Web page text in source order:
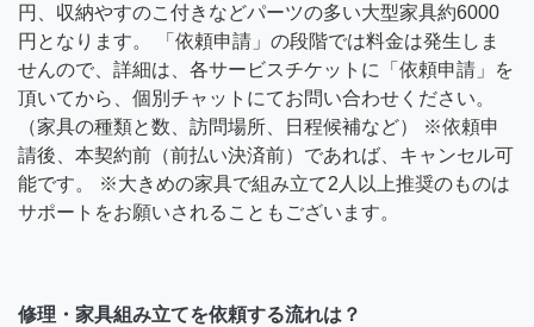
円、収納やすのこ付きなどパーツの多い大型家具約6000
円となります。 「依頼申請」の段階では料金は発生しま
せんので、詳細は、各サービスチケットに「依頼申請」を
頂いてから、個別チャットにてお問い合わせください。
（家具の種類と数、訪問場所、日程候補など） ※依頼申
請後、本契約前（前払い決済前）であれば、キャンセル可
能です。 ※大きめの家具で組み立て2人以上推奨のものは
サポートをお願いされることもございます。
修理・家具組み立てを依頼する流れは？